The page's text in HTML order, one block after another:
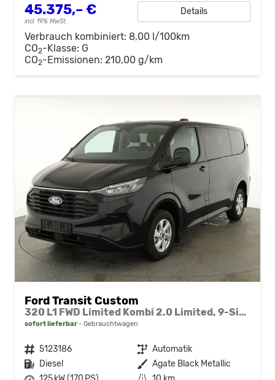
45.375,– €
incl. 19% MwSt.
Details
Verbrauch kombiniert: 8,00 l/100km
CO2-Klasse: G
CO2-Emissionen: 210,00 g/km
Ford Transit Custom
320 L1 FWD Limited Kombi 2.0 Limited, 9-Sitzer, Navi, FS-beheizbar, Side, Kamera, 4 J.-Garantie
sofort lieferbar Gebrauchtwagen
Fahrzeugnr. 5123186 Getriebe Automatik
Kraftstoff Diesel Außenfarbe Agate Black Metallic